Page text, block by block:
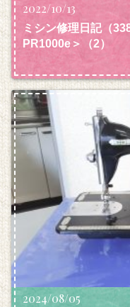
2022/10/13
ミシン修理日記（
PR1000e＞（2）
2024/08/05